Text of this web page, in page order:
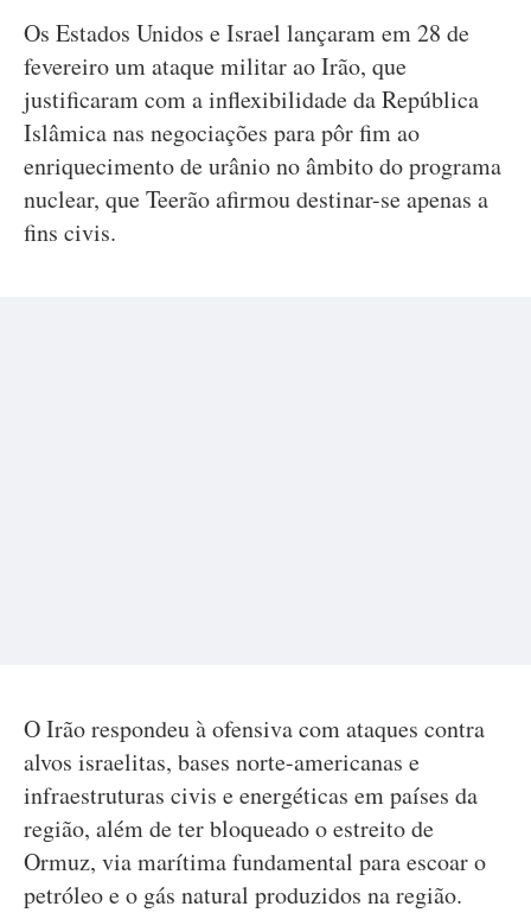
Os Estados Unidos e Israel lançaram em 28 de
fevereiro um ataque militar ao Irão, que
justificaram com a inflexibilidade da República
Islâmica nas negociações para pôr fim ao
enriquecimento de urânio no âmbito do programa
nuclear, que Teerão afirmou destinar-se apenas a
fins civis.
O Irão respondeu à ofensiva com ataques contra
alvos israelitas, bases norte-americanas e
infraestruturas civis e energéticas em países da
região, além de ter bloqueado o estreito de
Ormuz, via marítima fundamental para escoar o
petróleo e o gás natural produzidos na região.